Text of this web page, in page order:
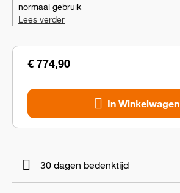
€ 774,90
In Winkelwagen
normaal gebruik
Lees verder
30 dagen bedenktijd